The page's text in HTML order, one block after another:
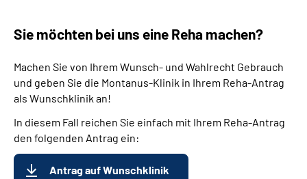
Sie möchten bei uns eine Reha machen?
Machen Sie von Ihrem Wunsch- und Wahlrecht Gebrauch
und geben Sie die Montanus-Klinik in Ihrem Reha-Antrag
als Wunschklinik an!
In diesem Fall reichen Sie einfach mit Ihrem Reha-Antrag
den folgenden Antrag ein:
Antrag auf Wunschklinik